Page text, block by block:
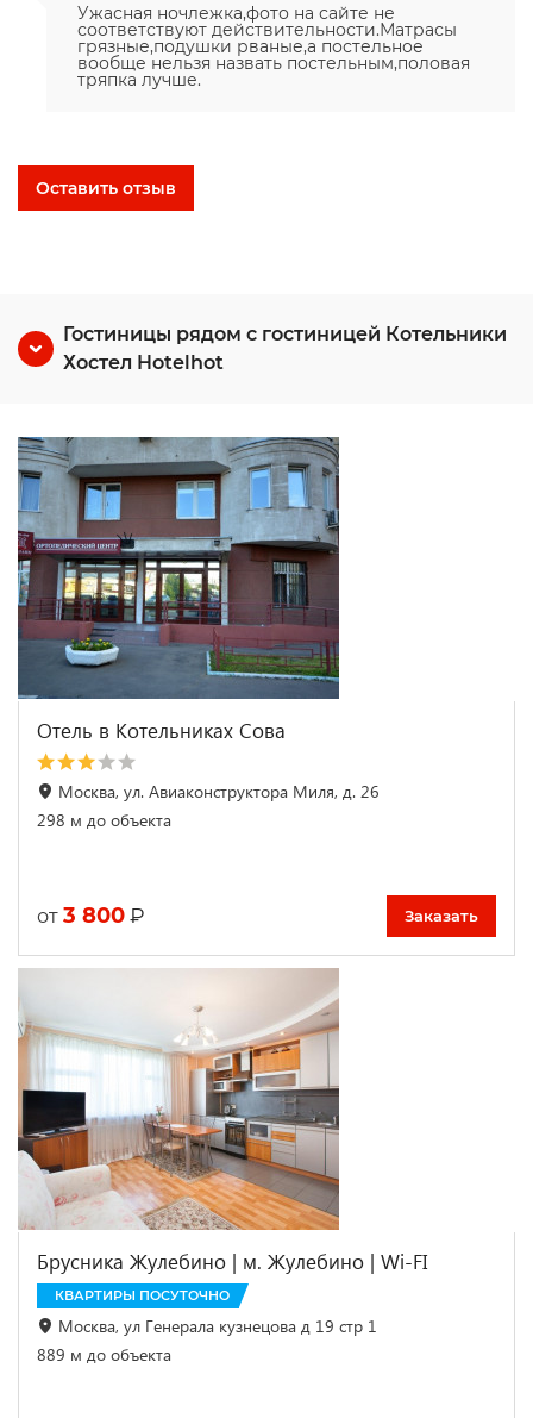
Ужасная ночлежка,фото на сайте не
соответствуют действительности.Матрасы
грязные,подушки рваные,а постельное
вообще нельзя назвать постельным,половая
тряпка лучше.
Оставить отзыв
Гостиницы рядом с гостиницей Котельники
Хостел Hotelhot
Отель в Котельниках Сова
Москва, ул. Авиаконструктора Миля, д. 26
298 м до объекта
от 3 800 ₽ Заказать
Брусника Жулебино | м. Жулебино | Wi-FI
КВАРТИРЫ ПОСУТОЧНО
Москва, ул Генерала кузнецова д 19 стр 1
889 м до объекта